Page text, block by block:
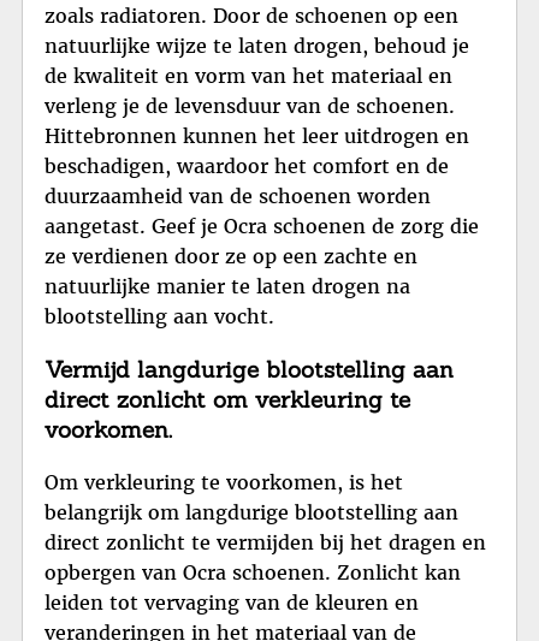
zoals radiatoren. Door de schoenen op een
natuurlijke wijze te laten drogen, behoud je
de kwaliteit en vorm van het materiaal en
verleng je de levensduur van de schoenen.
Hittebronnen kunnen het leer uitdrogen en
beschadigen, waardoor het comfort en de
duurzaamheid van de schoenen worden
aangetast. Geef je Ocra schoenen de zorg die
ze verdienen door ze op een zachte en
natuurlijke manier te laten drogen na
blootstelling aan vocht.
Vermijd langdurige blootstelling aan
direct zonlicht om verkleuring te
voorkomen.
Om verkleuring te voorkomen, is het
belangrijk om langdurige blootstelling aan
direct zonlicht te vermijden bij het dragen en
opbergen van Ocra schoenen. Zonlicht kan
leiden tot vervaging van de kleuren en
veranderingen in het materiaal van de